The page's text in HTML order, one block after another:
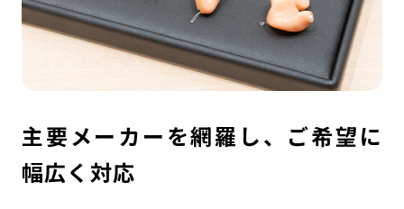
主要メーカーを網羅し、ご希望に
幅広く対応